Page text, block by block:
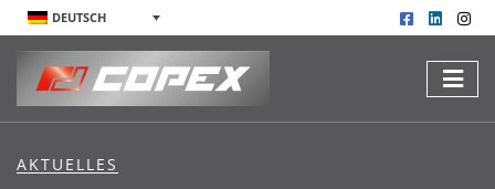
DEUTSCH
AKTUELLES